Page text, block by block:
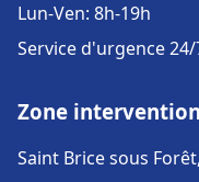
Lun-Ven: 8h-19h
Service d'urgence
Zone intervention
Saint Brice sous